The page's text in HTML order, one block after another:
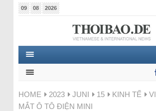
09 08 2026
HOME 2023 JUNI 15 KINH TẾ
MẮT Ô TÔ ĐIỆN MINI